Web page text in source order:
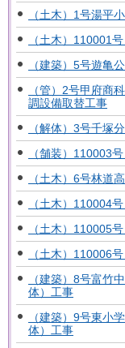
（土木）1号湯平
（土木）110001
（建築）5号遊亀
（管）2号甲府商
調設備取替工事
（解体）3号千塚
（舗装）110003
（土木）6号林道
（土木）110004
（土木）110005
（土木）110006
（建築）8号富竹
体）工事
（建築）9号東小
体）工事